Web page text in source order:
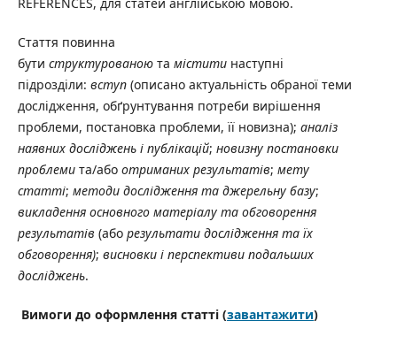
REFERENCES, для статей англійською мовою.
Стаття повинна
бути структурованоюта міститинаступні
підрозділи: вступ(описано актуальність обраної теми
дослідження, обґрунтування потреби вирішення
проблеми, постановка проблеми, її новизна); аналіз
наявних досліджень і публікацій; новизну постановки
проблемита/або отриманих результатів; мету
статті; методи дослідження та джерельну базу;
викладення основного матеріалу та обговорення
результатів (або результати дослідження та їх
обговорення); висновки і перспективи подальших
досліджень.
Вимоги до оформлення статті (завантажити)